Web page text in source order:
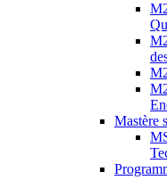
Mastère